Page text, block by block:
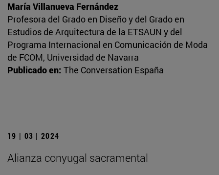
María Villanueva Fernández
Profesora del Grado en Diseño y del Grado en
Estudios de Arquitectura de la ETSAUN y del
Programa Internacional en Comunicación de Moda
de FCOM, Universidad de Navarra
Publicado en: The Conversation España
19 | 03 | 2024
Alianza conyugal sacramental